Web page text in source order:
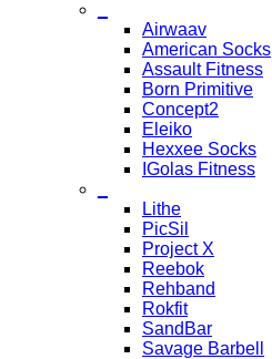
Airwaav
American Socks
Assault Fitness
Born Primitive
Concept2
Eleiko
Hexxee Socks
IGolas Fitness
Lithe
PicSil
Project X
Reebok
Rehband
Rokfit
SandBar
Savage Barbell